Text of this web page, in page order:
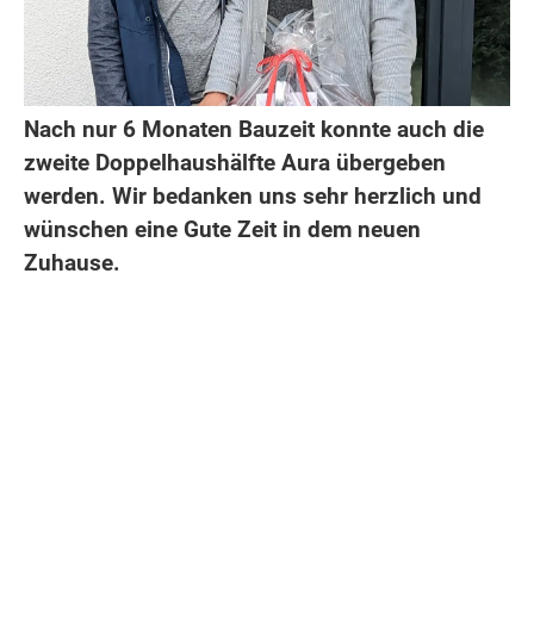
Nach nur 6 Monaten Bauzeit konnte auch die
zweite Doppelhaushälfte Aura übergeben
werden. Wir bedanken uns sehr herzlich und
wünschen eine Gute Zeit in dem neuen
Zuhause.